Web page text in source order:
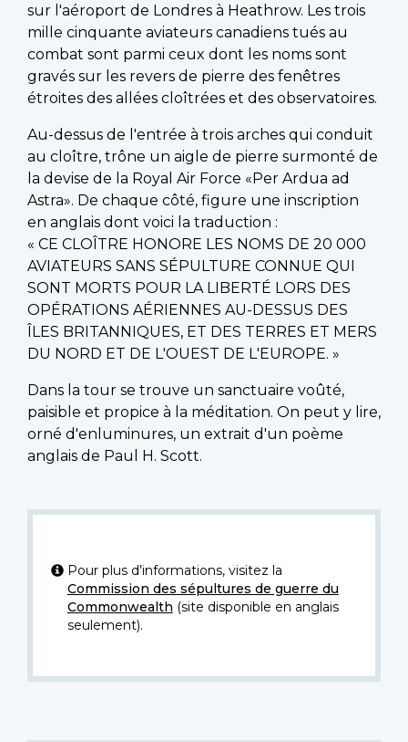
sur l'aéroport de Londres à Heathrow. Les trois
mille cinquante aviateurs canadiens tués au
combat sont parmi ceux dont les noms sont
gravés sur les revers de pierre des fenêtres
étroites des allées cloîtrées et des observatoires.
Au-dessus de l'entrée à trois arches qui conduit
au cloître, trône un aigle de pierre surmonté de
la devise de la Royal Air Force «Per Ardua ad
Astra». De chaque côté, figure une inscription
en anglais dont voici la traduction :
« CE CLOÎTRE HONORE LES NOMS DE 20 000
AVIATEURS SANS SÉPULTURE CONNUE QUI
SONT MORTS POUR LA LIBERTÉ LORS DES
OPÉRATIONS AÉRIENNES AU-DESSUS DES
ÎLES BRITANNIQUES, ET DES TERRES ET MERS
DU NORD ET DE L'OUEST DE L'EUROPE. »
Dans la tour se trouve un sanctuaire voûté,
paisible et propice à la méditation. On peut y lire,
orné d'enluminures, un extrait d'un poème
anglais de Paul H. Scott.
Pour plus d’informations, visitez la
Commission des sépultures de guerre du
Commonwealth (site disponible en anglais
seulement).